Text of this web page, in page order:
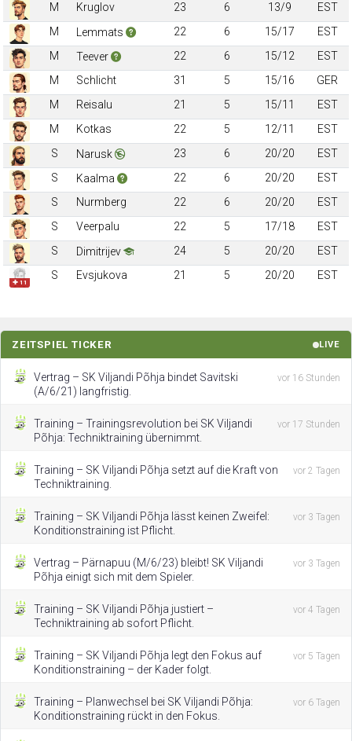
M
Kruglov 23 6 13/9
EST
M
Lemmats 22 6 15/17
EST
M
Teever 22 6 15/12
EST
M
Schlicht 31 5 15/16
GER
M
Reisalu 21 5 15/11
EST
M
Kotkas 22 5 12/11
EST
S
Narusk 23 6 20/20
EST
S
Kaalma 22 6 20/20
EST
S
Nurmberg 22 6 20/20
EST
S
Veerpalu 22 5 17/18
EST
S
Dimitrijev 24 5 20/20 EST
✚ 11
S Evsjukova 21 5 20/20 EST
ZEITSPIEL TICKER LIVE
Vertrag – SK Viljandi Põhja bindet Savitski
(A/6/21) langfristig.
vor 16 Stunden
Training – Trainingsrevolution bei SK Viljandi
Põhja: Techniktraining übernimmt.
vor 17 Stunden
Training – SK Viljandi Põhja setzt auf die Kraft von
Techniktraining.
vor 2 Tagen
Training – SK Viljandi Põhja lässt keinen Zweifel:
Konditionstraining ist Pflicht.
vor 3 Tagen
Vertrag – Pärnapuu (M/6/23) bleibt! SK Viljandi
Põhja einigt sich mit dem Spieler.
vor 3 Tagen
Training – SK Viljandi Põhja justiert –
Techniktraining ab sofort Pflicht.
vor 4 Tagen
Training – SK Viljandi Põhja legt den Fokus auf
Konditionstraining – der Kader folgt.
vor 5 Tagen
Training – Planwechsel bei SK Viljandi Põhja:
Konditionstraining rückt in den Fokus.
vor 6 Tagen